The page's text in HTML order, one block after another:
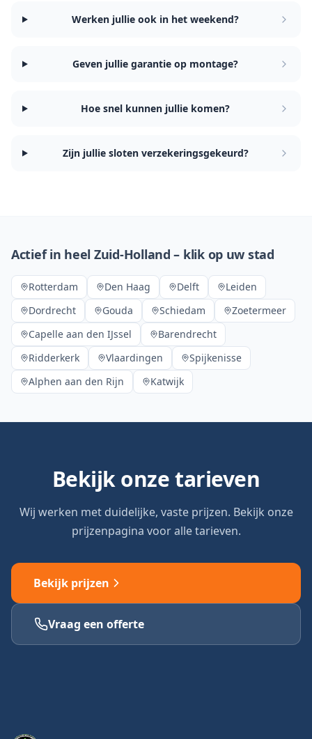
Werken jullie ook in het weekend?
Geven jullie garantie op montage?
Hoe snel kunnen jullie komen?
Zijn jullie sloten verzekeringsgekeurd?
Actief in heel Zuid-Holland – klik op uw stad
Rotterdam Den Haag Delft
Leiden
Dordrecht
Gouda Schiedam
Zoetermeer
Capelle aan den IJssel
Barendrecht
Ridderkerk
Vlaardingen
Spijkenisse
Alphen aan den Rijn
Katwijk
Bekijk onze tarieven
Wij werken met duidelijke, vaste prijzen. Bekijk onze
prijzenpagina voor alle tarieven.
Bekijk prijzen
Vraag een offerte